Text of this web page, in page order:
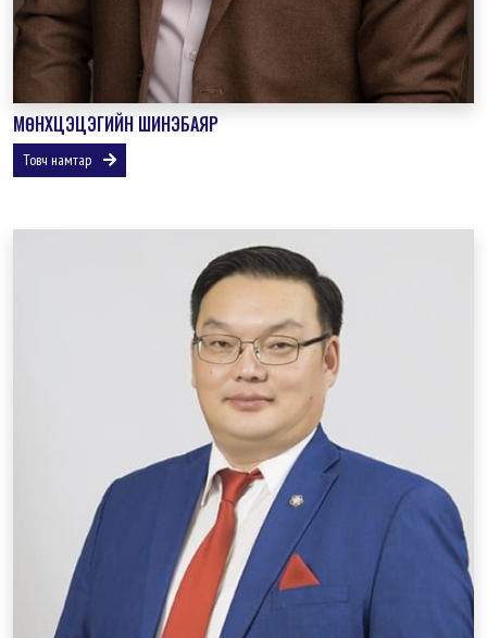
МӨНХЦЭЦЭГИЙН ШИНЭБАЯР
Товч намтар